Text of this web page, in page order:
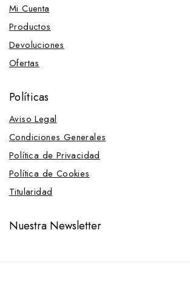
Mi Cuenta
Productos
Devoluciones
Ofertas
Políticas
Aviso Legal
Condiciones Generales
Política de Privacidad
Política de Cookies
Titularidad
Nuestra Newsletter